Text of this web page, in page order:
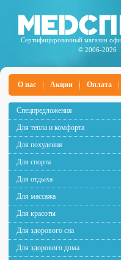
Сертифицированный магазин
© 2006-2026
О нас Акции Оплата
Спецпредложения
Для тепла и комфорта
Для похудения
Для спорта
Для отдыха
Для массажа
Для красоты
Для здорового сна
Для здорового дома